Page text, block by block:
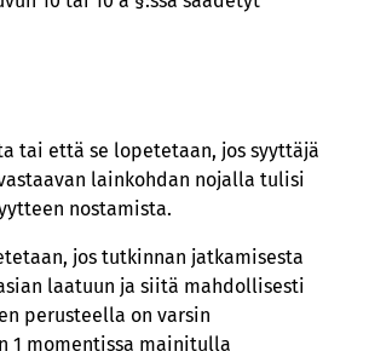
tai että se lopetetaan, jos syyttäjä
lainkohdan nojalla tulisi
nostamista.
jos tutkinnan jatkamisesta
laatuun ja siitä mahdollisesti
perusteella on varsin
1 momentissa mainitulla